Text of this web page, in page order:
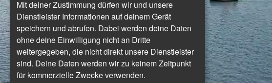
Mit deiner Zustimmung dürfen wir und unsere
Dienstleister Informationen auf deinem Gerät
speichern und abrufen. Dabei werden deine Daten
ohne deine Einwilligung nicht an Dritte
weitergegeben, die nicht direkt unsere Dienstleister
sind. Deine Daten werden wir zu keinem Zeitpunkt
für kommerzielle Zwecke verwenden.